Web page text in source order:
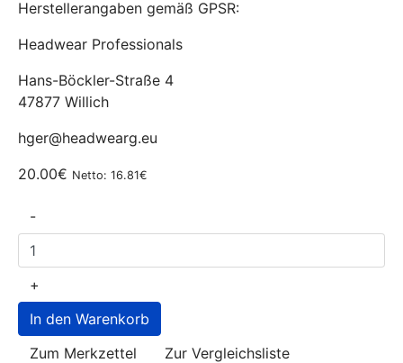
Herstellerangaben gemäß GPSR:
Headwear Professionals
Hans-Böckler-Straße 4
47877 Willich
hger@headwearg.eu
20.00€ Netto: 16.81€
-
+
Zum Merkzettel Zur Vergleichsliste